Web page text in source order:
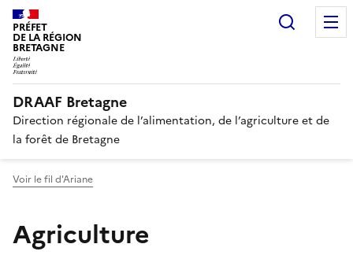
PRÉFET
DE LA RÉGION
BRETAGNE
DRAAF Bretagne
Direction régionale de l’alimentation, de l’agriculture et de
la forêt de Bretagne
Voir le fil d'Ariane
Agriculture